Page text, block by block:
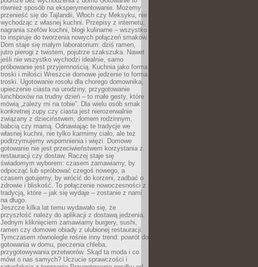
również sposób na eksperymentowanie. Możemy
przenieść się do Tajlandii, Włoch czy Meksyku, nie
wychodząc z własnej kuchni. Przepisy z internetu,
nagrania szefów kuchni, blogi kulinarne – wszystko
to inspiruje do tworzenia nowych połączeń smaków.
Dom staje się małym laboratorium: dziś ramen,
jutro pierogi z twistem, pojutrze szakszuka. Nawet
jeśli nie wszystko wychodzi idealnie, samo
próbowanie jest przyjemnością. Kuchnia jako forma
troski i miłości Wreszcie domowe jedzenie to forma
troski. Ugotowanie rosołu dla chorego domownika,
upieczenie ciasta na urodziny, przygotowanie
lunchboxów na trudny dzień – to małe gesty, które
mówią „zależy mi na tobie”. Dla wielu osób smak
konkretnej zupy czy ciasta jest nierozerwalnie
związany z dzieciństwem, domem rodzinnym,
babcią czy mamą. Odnawiając te tradycje we
własnej kuchni, nie tylko karmimy ciało, ale też
podtrzymujemy wspomnienia i więzi. Domowe
gotowanie nie jest przeciwieństwem korzystania z
restauracji czy dostaw. Raczej staje się
świadomym wyborem: czasem zamawiamy, by
odpocząć lub spróbować czegoś nowego, a
czasem gotujemy, by wrócić do korzeni, zadbać o
zdrowie i bliskość. To połączenie nowoczesności z
tradycją, które – jak się wydaje – zostanie z nami
na długo.
Jeszcze kilka lat temu wydawało się, że
przyszłość należy do aplikacji z dostawą jedzenia.
Jednym kliknięciem zamawiamy burgery, sushi,
ramen czy domowe obiady z ulubionej restauracji.
Tymczasem równolegle rośnie inny trend: powrót do
gotowania w domu, pieczenia chleba,
przygotowywania przetworów. Skąd ta moda i co
mówi o nas samych? Uczucie sprawczości i